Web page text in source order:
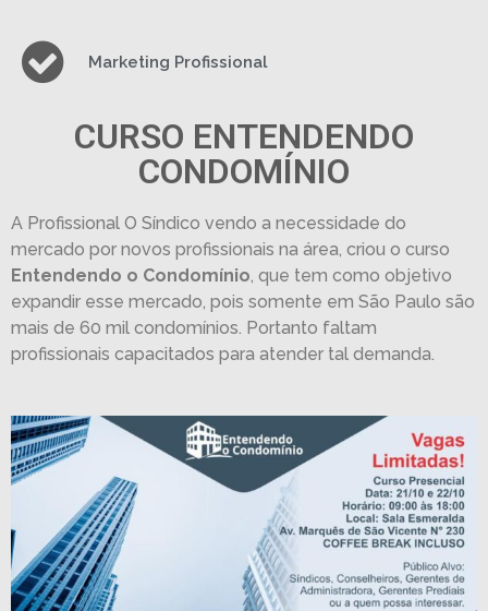
Marketing Profissional
CURSO ENTENDENDO
CONDOMÍNIO
A Profissional O Síndico vendo a necessidade do
mercado por novos profissionais na área, criou o curso
Entendendo o Condomínio, que tem como objetivo
expandir esse mercado, pois somente em São Paulo são
mais de 60 mil condomínios. Portanto faltam
profissionais capacitados para atender tal demanda.